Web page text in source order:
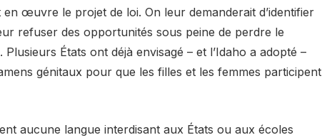
œuvre le projet de loi. On leur demanderait d’identifier
refuser des opportunités sous peine de perdre le
États ont déjà envisagé – et l’Idaho a adopté –
génitaux pour que les filles et les femmes participent
aucune langue interdisant aux États ou aux écoles